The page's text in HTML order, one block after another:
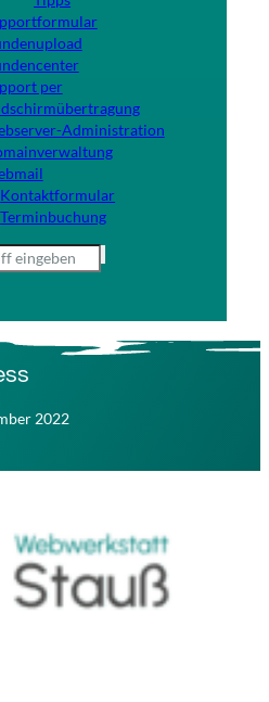
per
Administration
Kontaktformular
Terminbuchung
2022